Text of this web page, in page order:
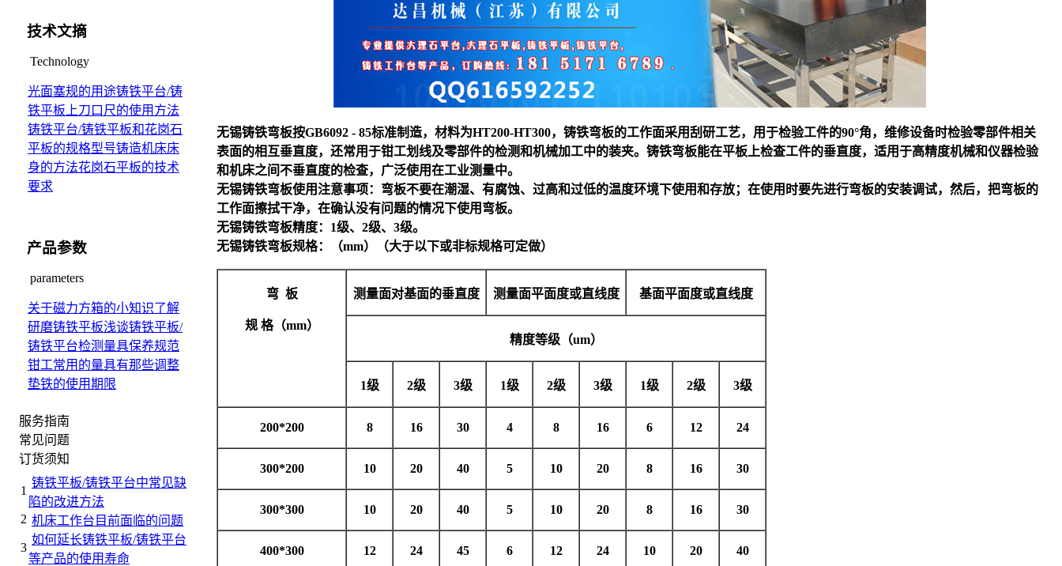
技术文摘
Technology
光面塞规的用途铸铁平台/铸
铁平板上刀口尺的使用方法
铸铁平台/铸铁平板和花岗石
平板的规格型号铸造机床床
身的方法花岗石平板的技术
要求
产品参数
parameters
关于磁力方箱的小知识了解
研磨铸铁平板浅谈铸铁平板/
铸铁平台检测量具保养规范
钳工常用的量具有那些调整
垫铁的使用期限
服务指南
常见问题
订货须知
1
铸铁平板/铸铁平台中常见缺
陷的改进方法
2 机床工作台目前面临的问题
3
如何延长铸铁平板/铸铁平台
等产品的使用寿命
无锡铸铁弯板按GB6092 - 85标准制造，材料为HT200-HT300，铸铁弯板的工作面采用刮研工艺，用于检验工件的90°角，维修设备时检验零部件相关
表面的相互垂直度，还常用于钳工划线及零部件的检测和机械加工中的装夹。铸铁弯板能在平板上检查工件的垂直度，适用于高精度机械和仪器检验
和机床之间不垂直度的检查，广泛使用在工业测量中。
无锡铸铁弯板使用注意事项：弯板不要在潮湿、有腐蚀、过高和过低的温度环境下使用和存放；在使用时要先进行弯板的安装调试，然后，把弯板的
工作面擦拭干净，在确认没有问题的情况下使用弯板。
无锡铸铁弯板精度：1级、2级、3级。
无锡铸铁弯板规格：（mm）（大于以下或非标规格可定做）
弯 板
规 格（mm）
测量面对基面的垂直度 测量面平面度或直线度 基面平面度或直线度
精度等级（um）
1级 2级 3级 1级 2级 3级 1级 2级 3级
200*200 8 16 30 4 8 16 6 12 24
300*200 10 20 40 5 10 20 8 16 30
300*300 10 20 40 5 10 20 8 16 30
400*300 12 24 45 6 12 24 10 20 40